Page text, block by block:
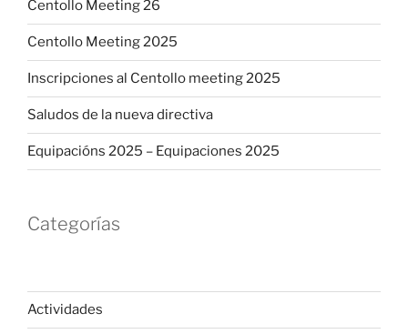
Centollo Meeting 26
Centollo Meeting 2025
Inscripciones al Centollo meeting 2025
Saludos de la nueva directiva
Equipacións 2025 – Equipaciones 2025
Categorías
Actividades